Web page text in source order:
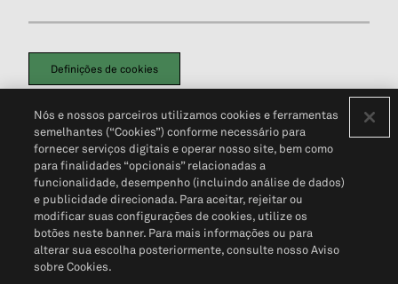
Definições de cookies
Política de PrivacidadePortal de privacidade do cliente (em inglês)
Não Venda Minhas Informações Pessoais© 2026 S&P Global
Nós e nossos parceiros utilizamos cookies e ferramentas
semelhantes (“Cookies”) conforme necessário para
fornecer serviços digitais e operar nosso site, bem como
para finalidades “opcionais” relacionadas a
funcionalidade, desempenho (incluindo análise de dados)
e publicidade direcionada. Para aceitar, rejeitar ou
modificar suas configurações de cookies, utilize os
botões neste banner. Para mais informações ou para
alterar sua escolha posteriormente, consulte nosso Aviso
sobre Cookies.